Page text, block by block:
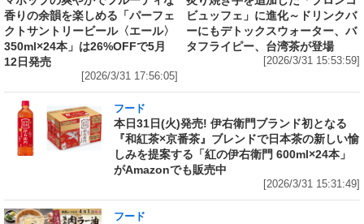
香りの余韻を楽しめる「パーフェ
クトサントリービール〈エール〉
350ml×24本」は26%OFFで5月
12日発売
[2026/3/31 17:56:05]
ビュッフェ」に進化～ドリンクバ
ーにもデトックスウォーター、バ
タフライピー、台湾茶が登場
[2026/3/31 15:53:59]
フード
本日31日(火)発売! 伊右衛門ブランド初となる
『和紅茶×京番茶』ブレンドで日本茶の新しい愉
しみを提案する「紅の伊右衛門 600ml×24本」
がAmazonでも販売中
[2026/3/31 15:31:49]
フード